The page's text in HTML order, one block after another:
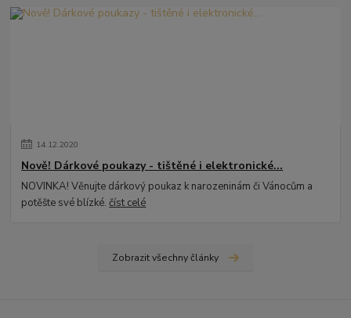
14.12.2020
Nově! Dárkové poukazy - tištěné i elektronické...
NOVINKA! Věnujte dárkový poukaz k narozeninám či Vánocům a
potěšte své blízké.číst celé
Zobrazit všechny články